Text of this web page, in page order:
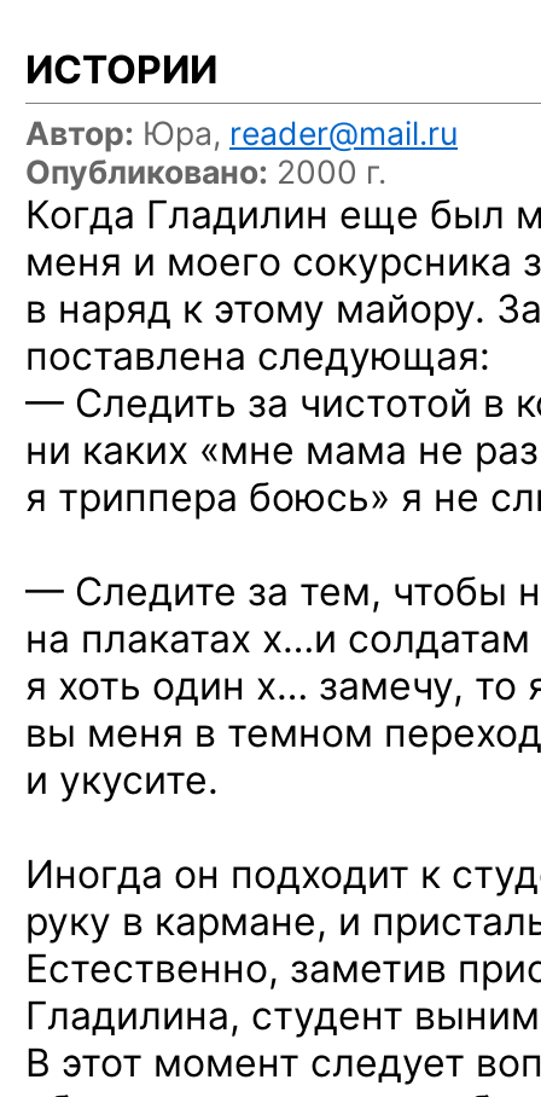
ИСТОРИИ
Автор: Юра, reader@mail.ru
Опубликовано: 2000 г.
Когда Гладилин еще был
меня и моего сокурсника
в наряд к этому майору.
поставлена следующая:
— Следить за чистотой в
ни каких «мне мама не
я триппера боюсь» я не
— Следите за тем, чтобы
на плакатах х…и
я хоть один х… замечу, то
вы меня в темном
и укусите.
Иногда он подходит к
руку в кармане, и
Естественно, заметив
Гладилина, студент
В этот момент следует